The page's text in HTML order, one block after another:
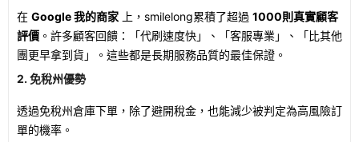
在 Google 我的商家 上，smilelong累積了超過 1000則真實顧客
評價 。許多顧客回饋：「代刷速度快」、「客服專業」、「比其他
團更早拿到貨」。這些都是長期服務品質的最佳保證。
2. 免稅州優勢
透過免稅州倉庫下單，除了避開稅金，也能減少被判定為高風險訂
單的機率。